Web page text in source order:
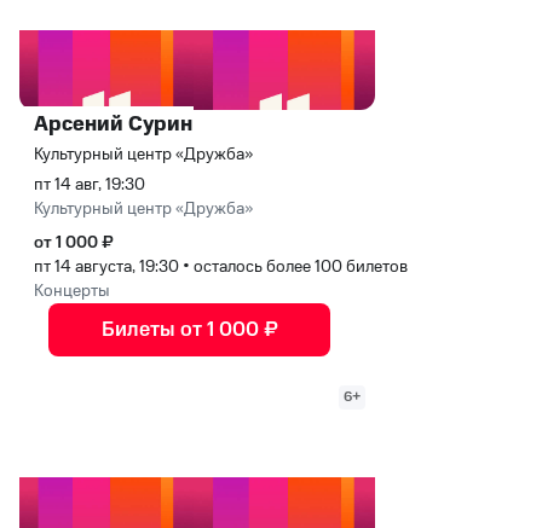
Арсений Сурин
Культурный центр «Дружба»
пт 14 авг, 19:30
Культурный центр «Дружба»
от 1 000 ₽
пт 14 августа, 19:30 • осталось более 100 билетов
Концерты
Билеты от 1 000 ₽
6+